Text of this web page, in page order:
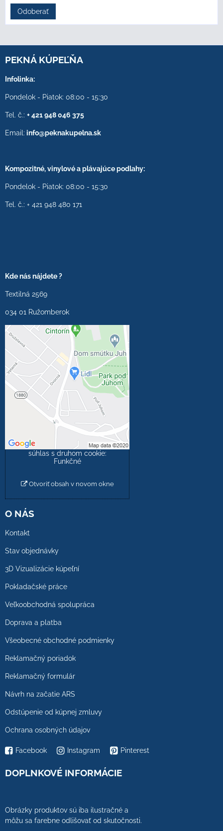
Odoberať
PEKNÁ KÚPEĽŇA
Infolinka:
Pondelok - Piatok: 08:00 - 15:30
Tel. č.: + 421 948 046 375
Email: info@peknakupelna.sk
Kompozitné, vinylové a plávajúce podlahy:
Pondelok - Piatok: 08:00 - 15:30
Tel. č.: + 421 948 480 171
Kde nás nájdete ?
Textilná 2569
034 01 Ružomberok
Externý obsah je
blokovaný Voľbami
súkromia
Prajete si načítať externý
obsah?
Povoliť tentokrát
Povoliť a zapamätať -
súhlas s druhom cookie:
Funkčné
Otvoriť obsah v novom okne
O NÁS
Kontakt
Stav objednávky
3D Vizualizácie kúpeľní
Pokladačské práce
Veľkoobchodná spolupráca
Doprava a platba
Všeobecné obchodné podmienky
Reklamačný poriadok
Reklamačný formulár
Návrh na začatie ARS
Odstúpenie od kúpnej zmluvy
Ochrana osobných údajov
Facebook Instagram Pinterest
DOPLNKOVÉ INFORMÁCIE
Obrázky produktov sú iba ilustračné a
môžu sa farebne odlišovať od skutočnosti.